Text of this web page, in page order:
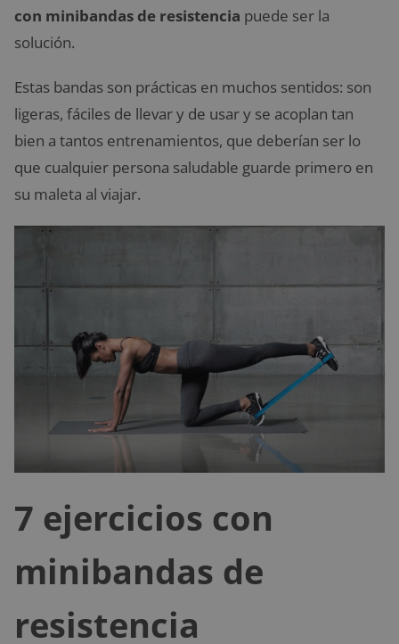
con minibandas de resistencia puede ser la
solución.
Estas bandas son prácticas en muchos sentidos: son
ligeras, fáciles de llevar y de usar y se acoplan tan
bien a tantos entrenamientos, que deberían ser lo
que cualquier persona saludable guarde primero en
su maleta al viajar.
7 ejercicios con
minibandas de
resistencia